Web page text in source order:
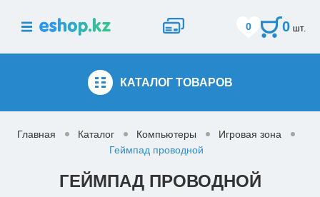
0 0 шт.
КАТАЛОГ ТОВАРОВ
Главная Каталог Компьютеры
Игровая зона
Геймпад проводной
ГЕЙМПАД ПРОВОДНОЙ